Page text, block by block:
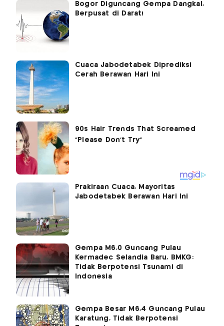
Bogor Diguncang Gempa Dangkal,
Berpusat di Darat!
Cuaca Jabodetabek Diprediksi
Cerah Berawan Hari Ini
Prakiraan Cuaca, Mayoritas
Jabodetabek Berawan Hari Ini
Gempa M6,0 Guncang Pulau
Kermadec Selandia Baru, BMKG:
Tidak Berpotensi Tsunami di
Indonesia
Gempa Besar M6,4 Guncang Pulau
Karatung, Tidak Berpotensi